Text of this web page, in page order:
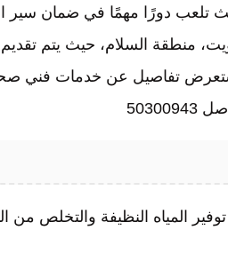
تلعب دورًا مهمًا في ضمان سير
منطقة السلام، حيث يتم
تفاصيل عن خدمات فني
المياه النظيفة والتخلص من